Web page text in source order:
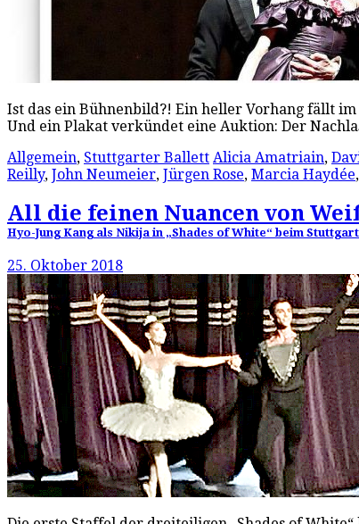
Ist das ein Bühnenbild?! Ein heller Vorhang fällt
Und ein Plakat verkündet eine Auktion: Der
Allgemein, Stuttgarter Ballett Alicia Amatriain,
Reilly, John Neumeier, Jürgen Rose, Marcia Haydée,
All die feinen Nuancen von
Hyo-Jung Kang als Nikija in „Shades of White“ beim
25. Oktober 2018